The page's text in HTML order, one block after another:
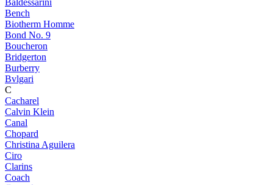
Baldessarini
Bench
Biotherm Homme
Bond No. 9
Boucheron
Bridgerton
Burberry
Bvlgari
C
Cacharel
Calvin Klein
Canal
Chopard
Christina Aguilera
Ciro
Clarins
Coach